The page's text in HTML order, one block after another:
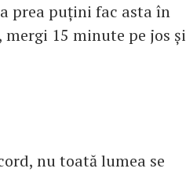
prea puțini fac asta în
mergi 15 minute pe jos și
nu toată lumea se